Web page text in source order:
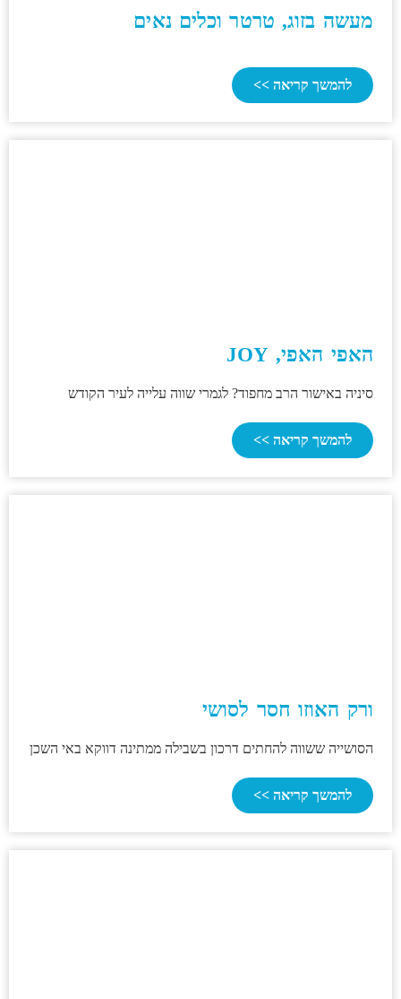
מעשה בזוג, טרטר וכלים נאים
להמשך קריאה >>
האפי האפי, JOY
סיניה באישור הרב מחפוד? לגמרי שווה עלייה לעיר הקודש
להמשך קריאה >>
ורק האוזו חסר לסושי
הסושייה ששווה להחתים דרכון בשבילה ממתינה דווקא באי השכן
להמשך קריאה >>